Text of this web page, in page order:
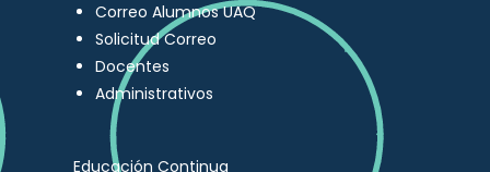
Correo Alumnos UAQ
Solicitud Correo
Docentes
Administrativos
Educación Continua